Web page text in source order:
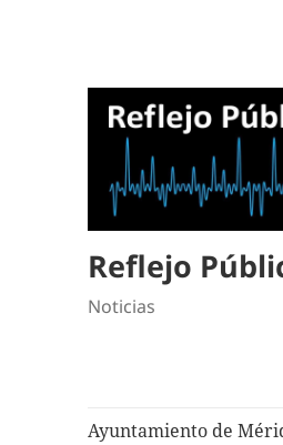
Reflejo
Noticias
Ayuntamiento de